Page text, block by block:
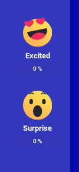
Excited
0%
Surprise
0%